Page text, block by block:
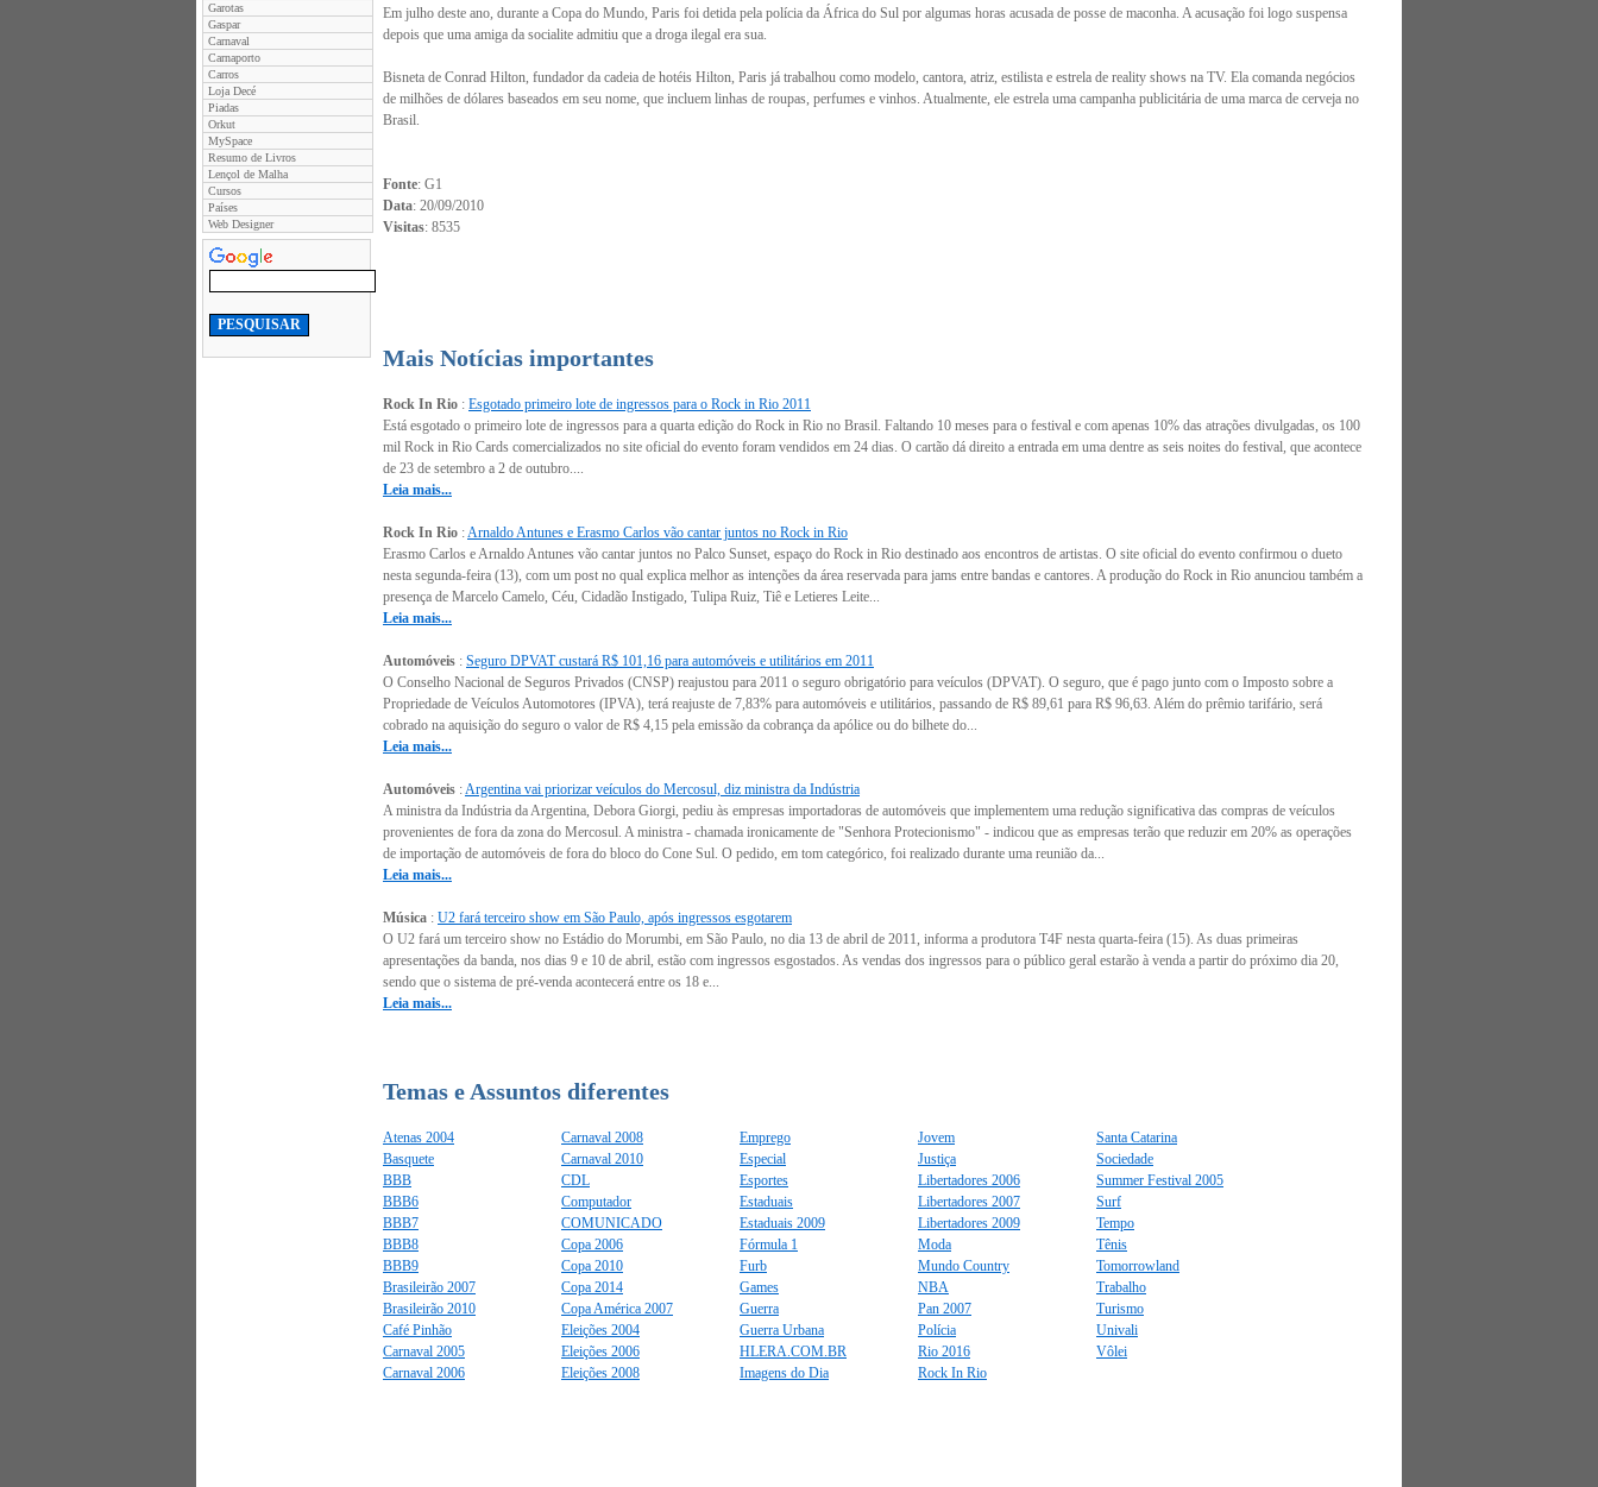
Garotas
Gaspar
Carnaval
Carnaporto
Carros
Loja Decé
Piadas
Orkut
MySpace
Resumo de Livros
Lençol de Malha
Cursos
Países
Web Designer
Em julho deste ano, durante a Copa do Mundo, Paris foi detida pela polícia da África do Sul por algumas horas acusada de posse de maconha. A acusação foi logo suspensa
depois que uma amiga da socialite admitiu que a droga ilegal era sua.
Bisneta de Conrad Hilton, fundador da cadeia de hotéis Hilton, Paris já trabalhou como modelo, cantora, atriz, estilista e estrela de reality shows na TV. Ela comanda negócios
de milhões de dólares baseados em seu nome, que incluem linhas de roupas, perfumes e vinhos. Atualmente, ele estrela uma campanha publicitária de uma marca de cerveja no
Brasil.
Fonte: G1
Data: 20/09/2010
Visitas: 8535
Mais Notícias importantes
Rock In Rio : Esgotado primeiro lote de ingressos para o Rock in Rio 2011
Está esgotado o primeiro lote de ingressos para a quarta edição do Rock in Rio no Brasil. Faltando 10 meses para o festival e com apenas 10% das atrações divulgadas, os 100
mil Rock in Rio Cards comercializados no site oficial do evento foram vendidos em 24 dias. O cartão dá direito a entrada em uma dentre as seis noites do festival, que acontece
de 23 de setembro a 2 de outubro....
Leia mais...
Rock In Rio :Arnaldo Antunes e Erasmo Carlos vão cantar juntos no Rock in Rio
Erasmo Carlos e Arnaldo Antunes vão cantar juntos no Palco Sunset, espaço do Rock in Rio destinado aos encontros de artistas. O site oficial do evento confirmou o dueto
nesta segunda-feira (13), com um post no qual explica melhor as intenções da área reservada para jams entre bandas e cantores. A produção do Rock in Rio anunciou também a
presença de Marcelo Camelo, Céu, Cidadão Instigado, Tulipa Ruiz, Tiê e Letieres Leite...
Leia mais...
Automóveis : Seguro DPVAT custará R$ 101,16 para automóveis e utilitários em 2011
O Conselho Nacional de Seguros Privados (CNSP) reajustou para 2011 o seguro obrigatório para veículos (DPVAT). O seguro, que é pago junto com o Imposto sobre a
Propriedade de Veículos Automotores (IPVA), terá reajuste de 7,83% para automóveis e utilitários, passando de R$ 89,61 para R$ 96,63. Além do prêmio tarifário, será
cobrado na aquisição do seguro o valor de R$ 4,15 pela emissão da cobrança da apólice ou do bilhete do...
Leia mais...
Automóveis :Argentina vai priorizar veículos do Mercosul, diz ministra da Indústria
A ministra da Indústria da Argentina, Debora Giorgi, pediu às empresas importadoras de automóveis que implementem uma redução significativa das compras de veículos
provenientes de fora da zona do Mercosul. A ministra - chamada ironicamente de "Senhora Protecionismo" - indicou que as empresas terão que reduzir em 20% as operações
de importação de automóveis de fora do bloco do Cone Sul. O pedido, em tom categórico, foi realizado durante uma reunião da...
Leia mais...
Música : U2 fará terceiro show em São Paulo, após ingressos esgotarem
O U2 fará um terceiro show no Estádio do Morumbi, em São Paulo, no dia 13 de abril de 2011, informa a produtora T4F nesta quarta-feira (15). As duas primeiras
apresentações da banda, nos dias 9 e 10 de abril, estão com ingressos esgostados. As vendas dos ingressos para o público geral estarão à venda a partir do próximo dia 20,
sendo que o sistema de pré-venda acontecerá entre os 18 e...
Leia mais...
Temas e Assuntos diferentes
Atenas 2004
Basquete
BBB
BBB6
BBB7
BBB8
BBB9
Brasileirão 2007
Brasileirão 2010
Café Pinhão
Carnaval 2005
Carnaval 2006
Carnaval 2008
Carnaval 2010
CDL
Computador
COMUNICADO
Copa 2006
Copa 2010
Copa 2014
Copa América 2007
Eleições 2004
Eleições 2006
Eleições 2008
Emprego
Especial
Esportes
Estaduais
Estaduais 2009
Fórmula 1
Furb
Games
Guerra
Guerra Urbana
HLERA.COM.BR
Imagens do Dia
Jovem
Justiça
Libertadores 2006
Libertadores 2007
Libertadores 2009
Moda
Mundo Country
NBA
Pan 2007
Polícia
Rio 2016
Rock In Rio
Santa Catarina
Sociedade
Summer Festival 2005
Surf
Tempo
Tênis
Tomorrowland
Trabalho
Turismo
Univali
Vôlei